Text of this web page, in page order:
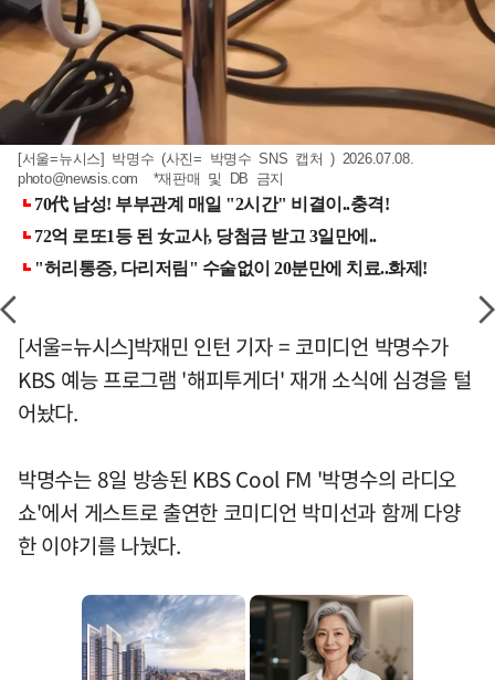
[서울=뉴시스] 박명수 (사진= 박명수 SNS 캡처 ) 2026.07.08.
photo@newsis.com *재판매 및 DB 금지
[서울=뉴시스]박재민 인턴 기자 = 코미디언 박명수가
KBS 예능 프로그램 '해피투게더' 재개 소식에 심경을 털
어놨다.
박명수는 8일 방송된 KBS Cool FM '박명수의 라디오
쇼'에서 게스트로 출연한 코미디언 박미선과 함께 다양
한 이야기를 나눴다.